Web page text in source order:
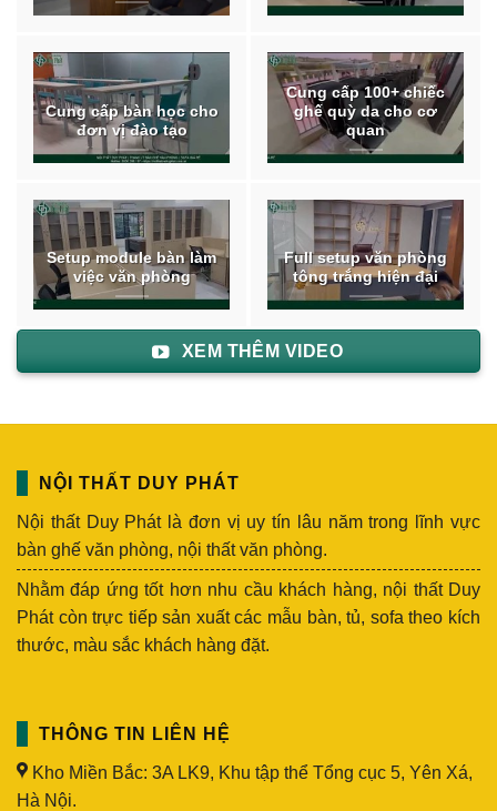
Cung cấp bàn học cho
đơn vị đào tạo
Cung cấp 100+ chiếc
ghế quỳ da cho cơ
quan
Setup module bàn làm
việc văn phòng
Full setup văn phòng
tông trắng hiện đại
XEM THÊM VIDEO
NỘI THẤT DUY PHÁT
Nội thất Duy Phát là đơn vị uy tín lâu năm trong lĩnh vực
bàn ghế văn phòng, nội thất văn phòng.
Nhằm đáp ứng tốt hơn nhu cầu khách hàng, nội thất Duy
Phát còn trực tiếp sản xuất các mẫu bàn, tủ, sofa theo kích
thước, màu sắc khách hàng đặt.
THÔNG TIN LIÊN HỆ
Kho Miền Bắc: 3A LK9, Khu tập thể Tổng cục 5, Yên Xá,
Hà Nội.